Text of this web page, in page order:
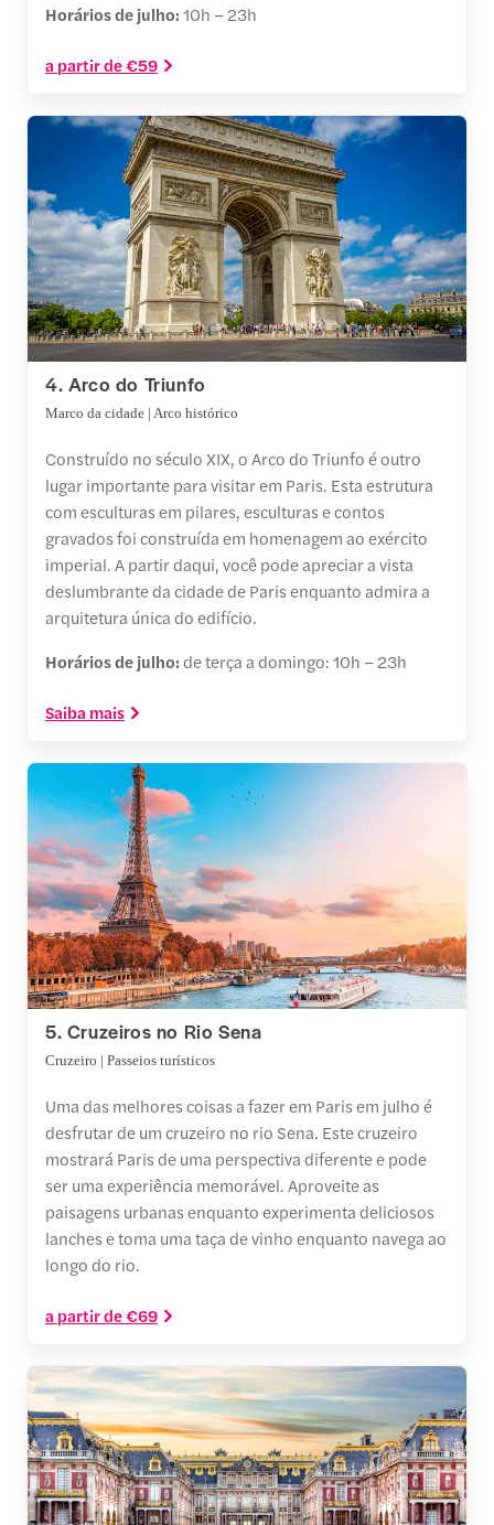
Horários de julho:10h – 23h
a partir de €59
4. Arco do Triunfo
Marco da cidade | Arco histórico
Construído no século XIX, o Arco do Triunfo é outro
lugar importante para visitar em Paris. Esta estrutura
com esculturas em pilares, esculturas e contos
gravados foi construída em homenagem ao exército
imperial. A partir daqui, você pode apreciar a vista
deslumbrante da cidade de Paris enquanto admira a
arquitetura única do edifício.
Horários de julho:de terça a domingo: 10h – 23h
Saiba mais
5. Cruzeiros no Rio Sena
Cruzeiro | Passeios turísticos
Uma das melhores coisas a fazer em Paris em julho é
desfrutar de um cruzeiro no rio Sena. Este cruzeiro
mostrará Paris de uma perspectiva diferente e pode
ser uma experiência memorável. Aproveite as
paisagens urbanas enquanto experimenta deliciosos
lanches e toma uma taça de vinho enquanto navega ao
longo do rio.
a partir de €69